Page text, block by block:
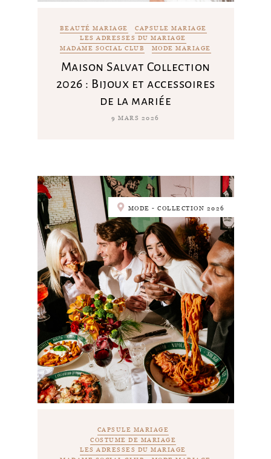
BEAUTÉ MARIAGE
CAPSULE MARIAGE
LES ADRESSES DU MARIAGE
MADAME SOCIAL CLUB
MODE MARIAGE
Maison Salvat Collection
2026 : Bijoux et accessoires
de la mariée
9 MARS 2026
MODE - COLLECTION 2026
CAPSULE MARIAGE
COSTUME DE MARIAGE
LES ADRESSES DU MARIAGE